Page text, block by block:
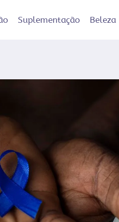
Suplementação Beleza